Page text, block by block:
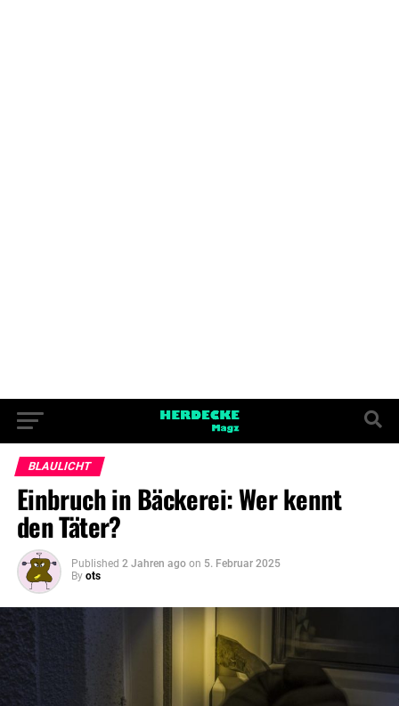
BLAULICHT
Einbruch in Bäckerei: Wer kennt
den Täter?
Published 2 Jahren ago on 5. Februar 2025
By ots